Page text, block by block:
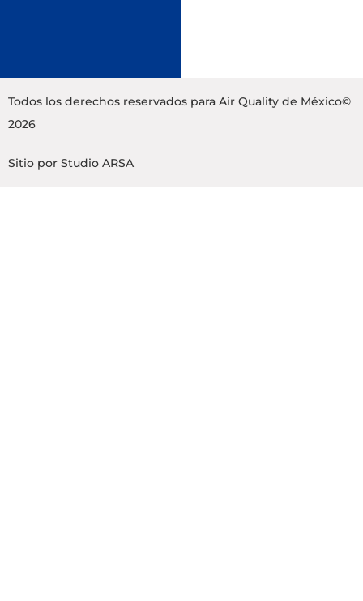
Todos los derechos reservados para Air Quality de México©
2026
Sitio por Studio ARSA